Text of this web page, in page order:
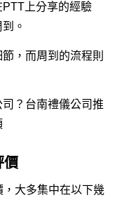
上分享的經驗
。
，而周到的流程則
？台南禮儀公司推
價
大多集中在以下幾